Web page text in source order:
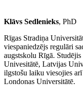
Klāvs Sedlenieks, PhD
Rīgas Stradiņa
viespaniedzējs regulāri
augstskolu Rīgā.
Univesitātē, Latvijas
ilgstošu laiku viesojies
Londonas Universitātē.